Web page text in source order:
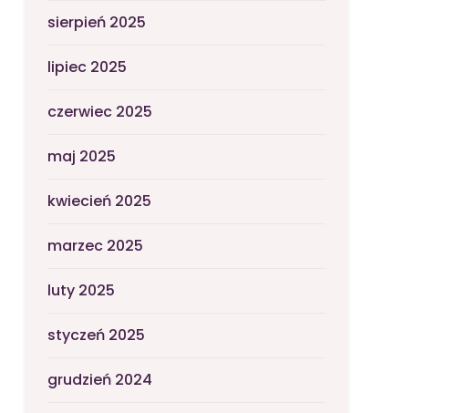
sierpień 2025
lipiec 2025
czerwiec 2025
maj 2025
kwiecień 2025
marzec 2025
luty 2025
styczeń 2025
grudzień 2024